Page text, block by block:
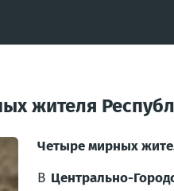
жителя
Четыре мирных
В Центрально-